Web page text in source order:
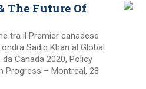
The Future Of
tra il Premier canadese
Sadiq Khan al Global
Canada 2020, Policy
Progress – Montreal, 28